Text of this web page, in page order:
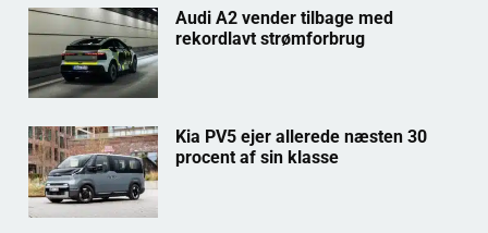
Audi A2 vender tilbage med
rekordlavt strømforbrug
Kia PV5 ejer allerede næsten 30
procent af sin klasse